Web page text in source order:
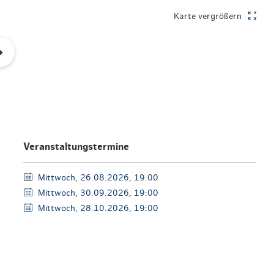
& Lifestyle
shoppen
essen & trinken
Karte vergrößern
Veranstaltungstermine
Mittwoch, 26.08.2026, 19:00
Mittwoch, 30.09.2026, 19:00
Mittwoch, 28.10.2026, 19:00